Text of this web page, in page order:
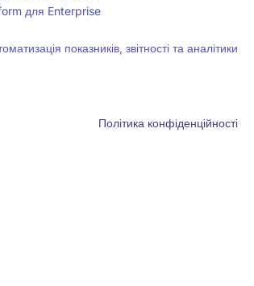
для Enterprise
показників, звітності та аналітики
Політика конфіденційності